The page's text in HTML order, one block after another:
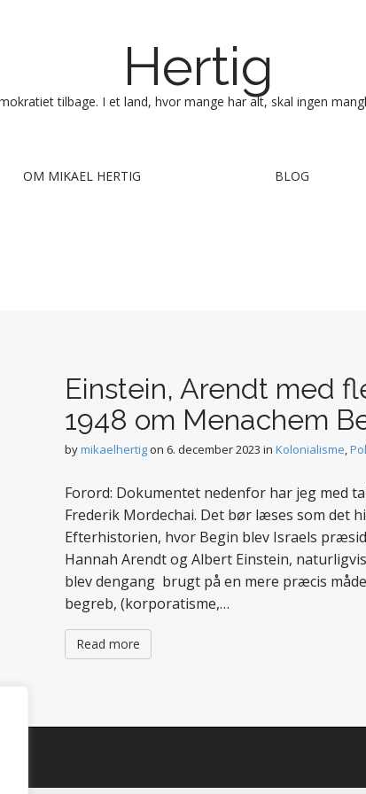
Hertig
tilbage. I et land, hvor mange har alt, skal ingen
OM MIKAEL HERTIG BLOG
Einstein, Arendt med
1948 om Menachem
bymikaelhertigon 6. december 2023 in Kolonialisme,
Forord: Dokumentet nedenfor har jeg med
Frederik Mordechai. Det bør læses som det
Efterhistorien, hvor Begin blev Israels
Hannah Arendt og Albert Einstein,
blev dengang brugt på en mere præcis
begreb, (korporatisme,…
Read more